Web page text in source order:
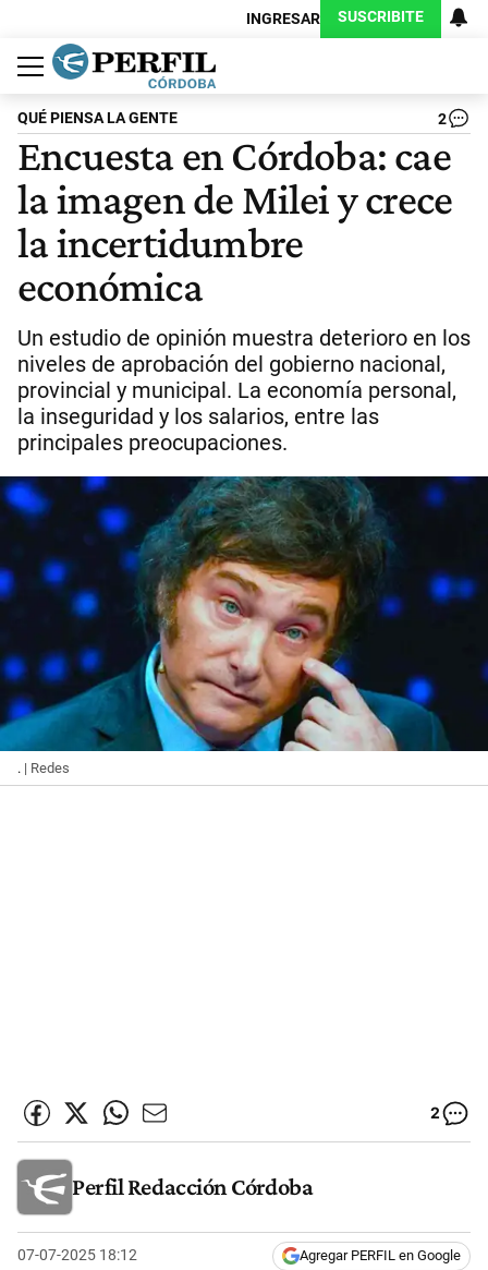
INGRESAR SUSCRIBITE
Política
Economía
Judiciales
Sociedad
Cultura
Espectáculos
Deportes
Protagonistas
QUÉ PIENSA LA GENTE 2
Encuesta en Córdoba: cae
la imagen de Milei y crece
la incertidumbre
económica
Un estudio de opinión muestra deterioro en los
niveles de aprobación del gobierno nacional,
provincial y municipal. La economía personal,
la inseguridad y los salarios, entre las
principales preocupaciones.
. | Redes
2
Perfil Redacción Córdoba
07-07-2025 18:12 Agregar PERFIL en Google